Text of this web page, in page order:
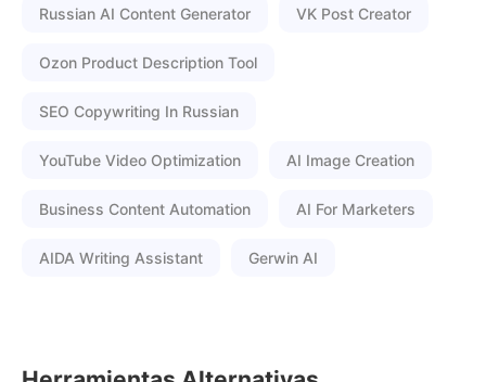
Russian AI Content Generator VK Post Creator
Ozon Product Description Tool
SEO Copywriting In Russian
YouTube Video Optimization AI Image Creation
Business Content Automation AI For Marketers
AIDA Writing Assistant Gerwin AI